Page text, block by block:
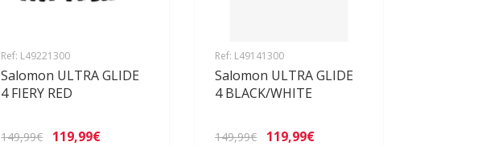
Ref: L49221300
Salomon ULTRA GLIDE
4 FIERY RED
149,99€ 119,99€
Ref: L49141300
Salomon ULTRA GLIDE
4 BLACK/WHITE
149,99€ 119,99€